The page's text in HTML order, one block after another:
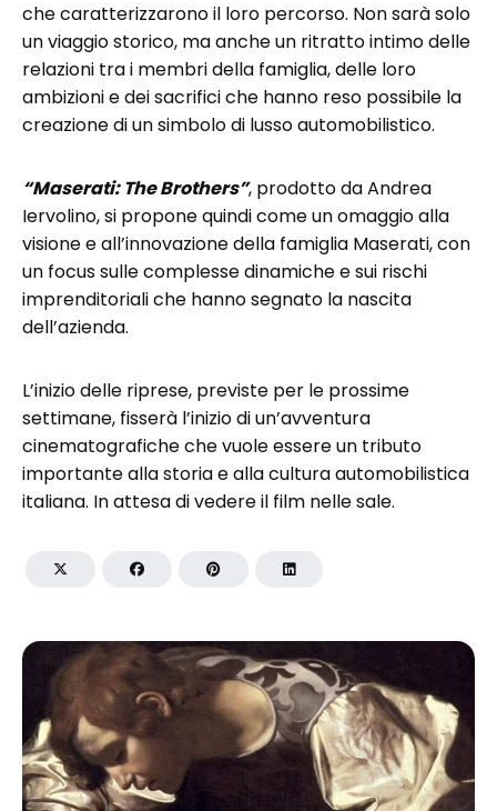
che caratterizzarono il loro percorso. Non sarà solo
un viaggio storico, ma anche un ritratto intimo delle
relazioni tra i membri della famiglia, delle loro
ambizioni e dei sacrifici che hanno reso possibile la
creazione di un simbolo di lusso automobilistico.
“Maserati: The Brothers”, prodotto da Andrea
Iervolino, si propone quindi come un omaggio alla
visione e all’innovazione della famiglia Maserati, con
un focus sulle complesse dinamiche e sui rischi
imprenditoriali che hanno segnato la nascita
dell’azienda.
L’inizio delle riprese, previste per le prossime
settimane, fisserà l’inizio di un’avventura
cinematografiche che vuole essere un tributo
importante alla storia e alla cultura automobilistica
italiana. In attesa di vedere il film nelle sale.